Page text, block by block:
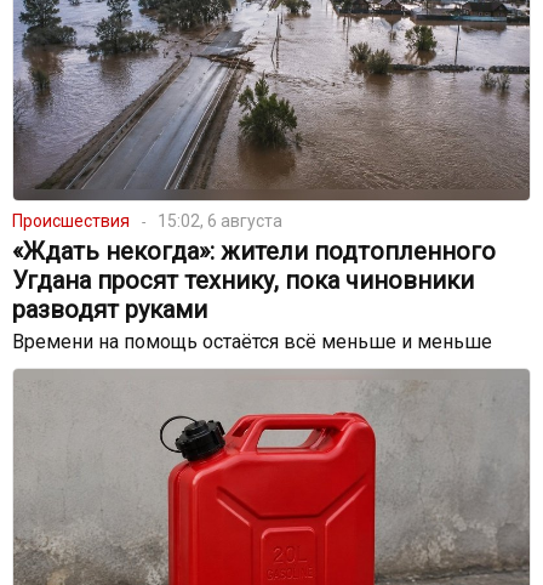
Происшествия 15:02, 6 августа
«Ждать некогда»: жители подтопленного
Угдана просят технику, пока чиновники
разводят руками
Времени на помощь остаётся всё меньше и меньше